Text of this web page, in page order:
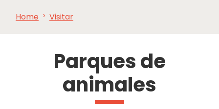
Home Visitar
Parques de
animales